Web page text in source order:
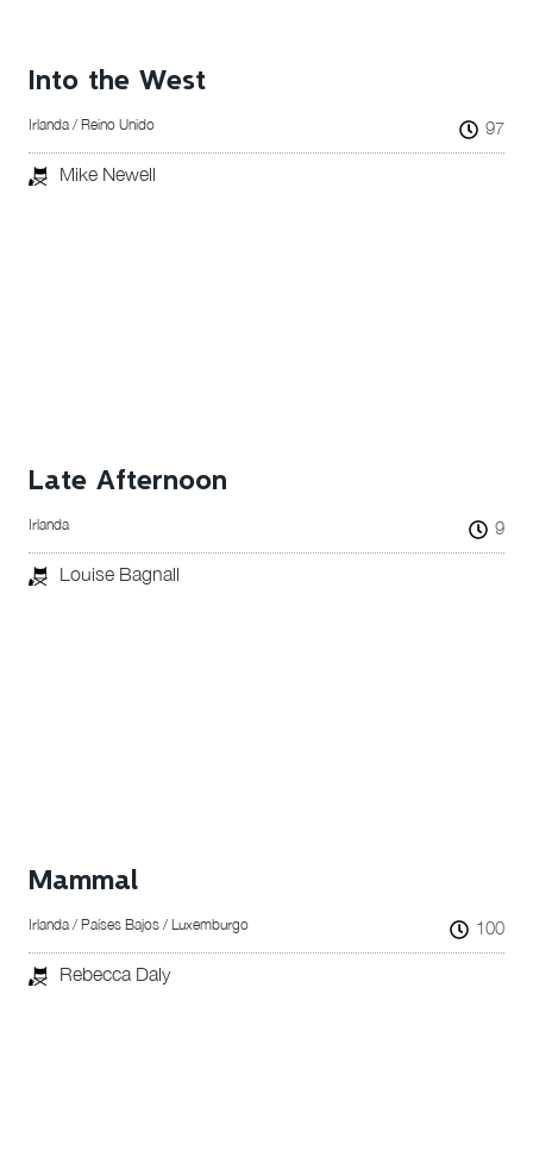
Into the West
Irlanda / Reino Unido 97
Mike Newell
Late Afternoon
Irlanda 9
Louise Bagnall
Mammal
Irlanda / Países Bajos / Luxemburgo 100
Rebecca Daly